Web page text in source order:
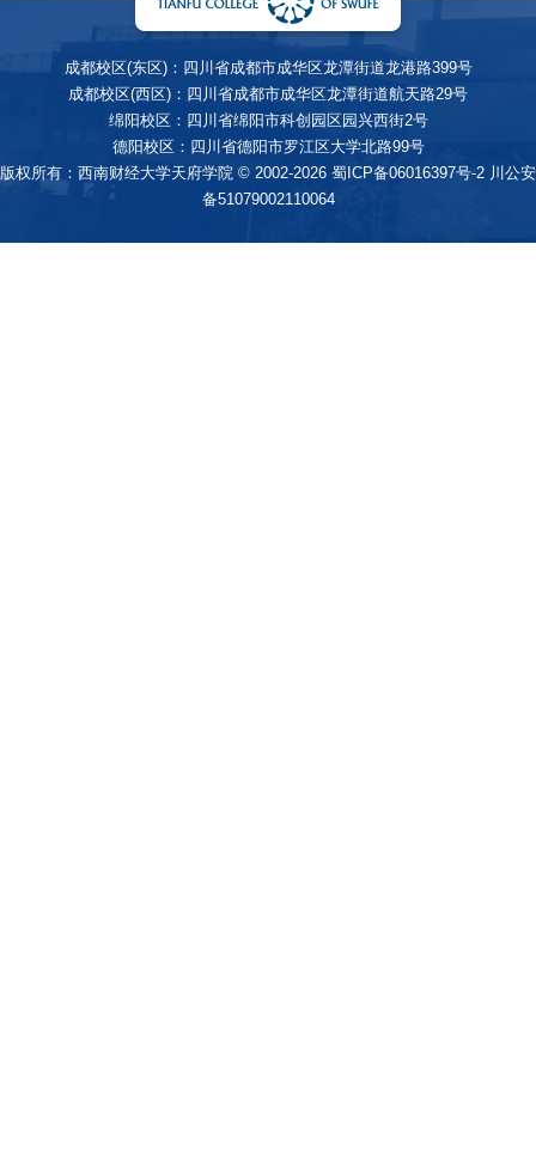
成都校区(东区)：四川省成都市成华区龙潭街道龙港路399号
成都校区(西区)：四川省成都市成华区龙潭街道航天路29号
绵阳校区：四川省绵阳市科创园区园兴西街2号
德阳校区：四川省德阳市罗江区大学北路99号
版权所有：西南财经大学天府学院 © 2002-2026 蜀ICP备06016397号-2 川公安
备51079002110064